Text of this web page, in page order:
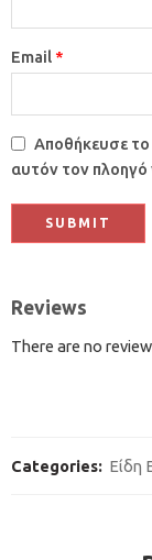
Email *
Αποθήκευσε το
αυτόν τον
Reviews
There are no
Categories: Είδη